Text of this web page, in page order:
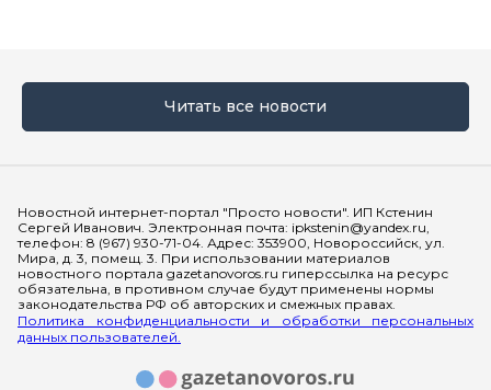
Читать все новости
Новостной интернет-портал "Просто новости". ИП Кстенин
Сергей Иванович. Электронная почта: ipkstenin@yandex.ru,
телефон: 8 (967) 930-71-04. Адрес: 353900, Новороссийск, ул.
Мира, д. 3, помещ. 3. При использовании материалов
новостного портала gazetanovoros.ru гиперссылка на ресурс
обязательна, в противном случае будут применены нормы
законодательства РФ об авторских и смежных правах.
Политика конфиденциальности и обработки персональных
данных пользователей.